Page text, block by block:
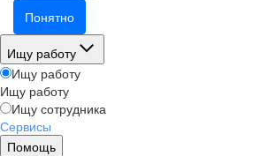
Понятно
Ищу работу
Ищу работу
Ищу работу
Ищу сотрудника
Сервисы
Помощь